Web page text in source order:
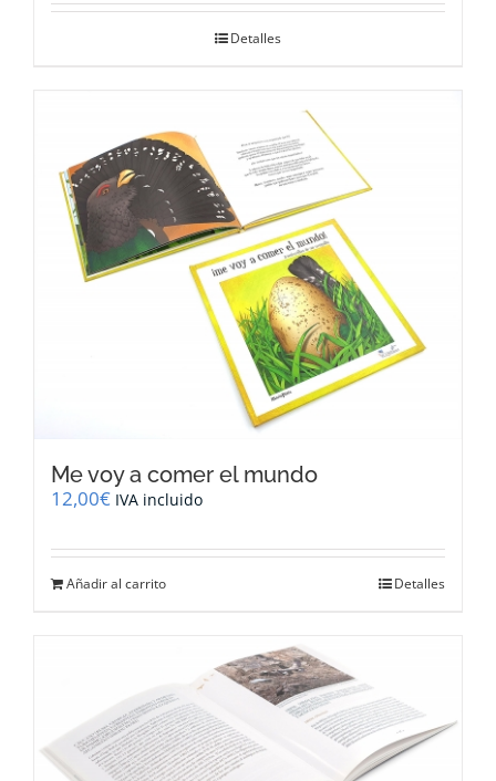
Detalles
Me voy a comer el mundo
12,00€ IVA incluido
Añadir al carrito Detalles